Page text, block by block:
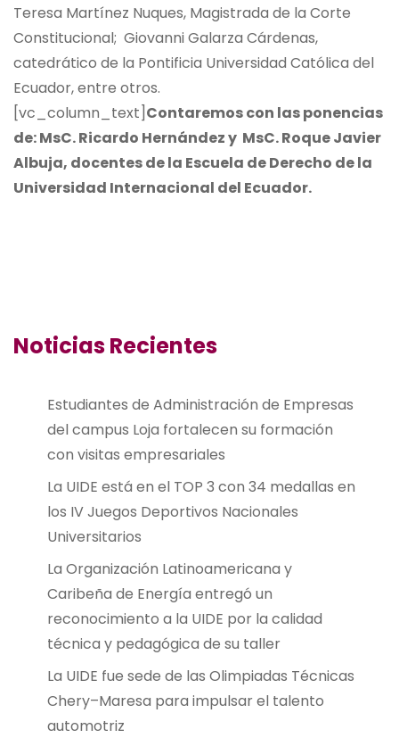
Teresa Martínez Nuques, Magistrada de la Corte
Constitucional; Giovanni Galarza Cárdenas,
catedrático de la Pontificia Universidad Católica del
Ecuador, entre otros.
[vc_column_text] Contaremos con las ponencias
de: MsC. Ricardo Hernández y MsC. Roque Javier
Albuja, docentes de la Escuela de Derecho de la
Universidad Internacional del Ecuador.
Noticias Recientes
Estudiantes de Administración de Empresas
del campus Loja fortalecen su formación
con visitas empresariales
La UIDE está en el TOP 3 con 34 medallas en
los IV Juegos Deportivos Nacionales
Universitarios
La Organización Latinoamericana y
Caribeña de Energía entregó un
reconocimiento a la UIDE por la calidad
técnica y pedagógica de su taller
La UIDE fue sede de las Olimpiadas Técnicas
Chery–Maresa para impulsar el talento
automotriz